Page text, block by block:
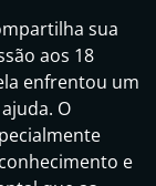
sua
aos 18
enfrentou um
O
e